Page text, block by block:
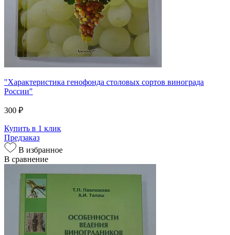
"Характеристика генофонда столовых сортов винограда
России"
300 ₽
Купить в 1 клик
Предзаказ
В избранное
В сравнение